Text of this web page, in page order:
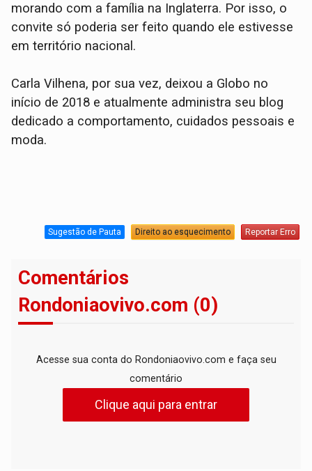
morando com a família na Inglaterra. Por isso, o
convite só poderia ser feito quando ele estivesse
em território nacional.
Carla Vilhena, por sua vez, deixou a Globo no
início de 2018 e atualmente administra seu blog
dedicado a comportamento, cuidados pessoais e
moda.
Sugestão de Pauta Direito ao esquecimento Reportar Erro
Comentários
Rondoniaovivo.com (0)
Acesse sua conta do Rondoniaovivo.com e faça seu
comentário
Clique aqui para entrar